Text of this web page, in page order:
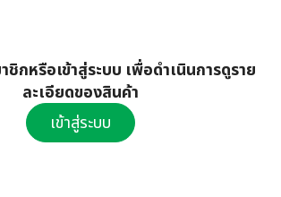
กหรือเข้าสู่ระบบ เพื่อดำเนินการดูราย
ละเอียดของสินค้า
เข้าสู่ระบบ